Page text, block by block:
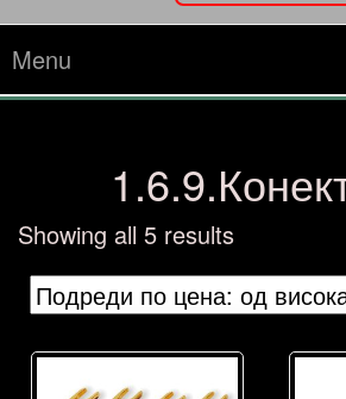
Menu
Showing all 5 resultsSorted
by
price:
to